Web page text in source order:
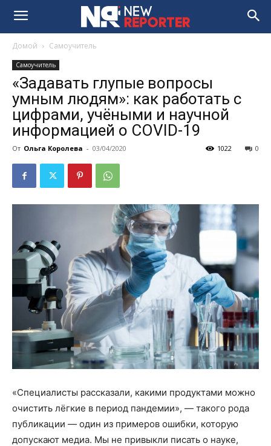
Домой Самоучитель
Самоучитель
«Задавать глупые вопросы
умным людям»: как работать с
цифрами, учёными и научной
информацией о COVID-19
От Ольга Королева - 03/04/2020 0
1022
«Специалисты рассказали, какими продуктами можно
очистить лёгкие в период пандемии», — такого рода
публикации — один из примеров ошибки, которую
допускают медиа. Мы не привыкли писать о науке,